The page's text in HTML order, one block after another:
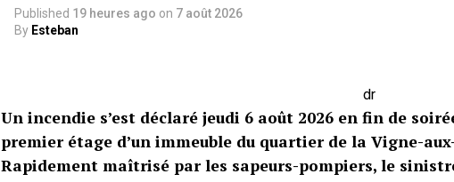
Published 19 heures ago on 7 août 2026
By Esteban
dr
Un incendie s’est déclaré jeudi 6 août 2026 en fin de
premier étage d’un immeuble du quartier de la Vigne-
Rapidement maîtrisé par les sapeurs-pompiers, le